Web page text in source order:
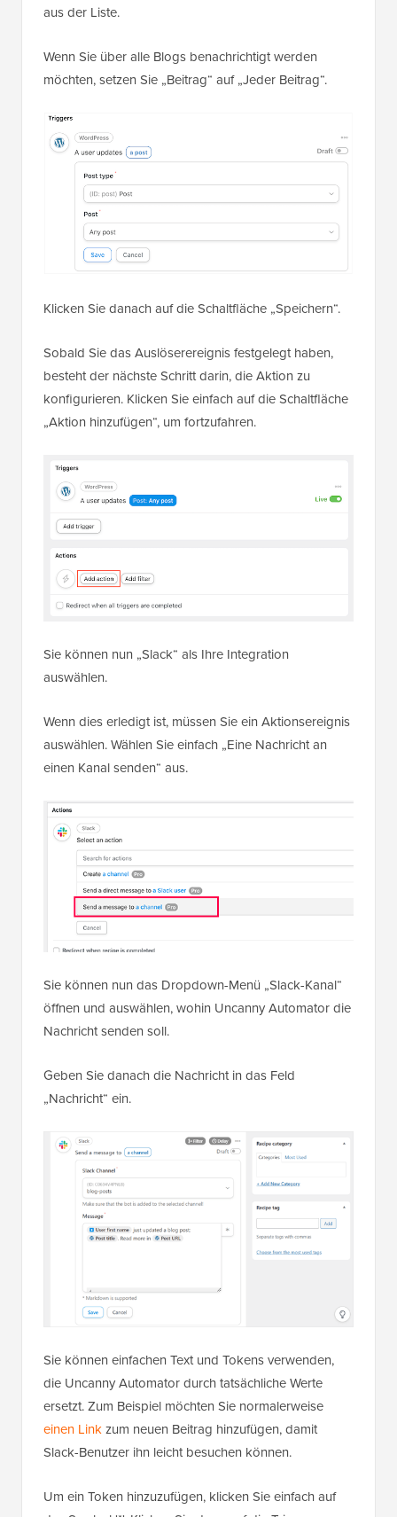
aus der Liste.
Wenn Sie über alle Blogs benachrichtigt werden
möchten, setzen Sie „Beitrag“ auf „Jeder Beitrag“.
Klicken Sie danach auf die Schaltfläche „Speichern“.
Sobald Sie das Auslöserereignis festgelegt haben,
besteht der nächste Schritt darin, die Aktion zu
konfigurieren. Klicken Sie einfach auf die Schaltfläche
„Aktion hinzufügen“, um fortzufahren.
Sie können nun „Slack“ als Ihre Integration
auswählen.
Wenn dies erledigt ist, müssen Sie ein Aktionsereignis
auswählen. Wählen Sie einfach „Eine Nachricht an
einen Kanal senden“ aus.
Sie können nun das Dropdown-Menü „Slack-Kanal“
öffnen und auswählen, wohin Uncanny Automator die
Nachricht senden soll.
Geben Sie danach die Nachricht in das Feld
„Nachricht“ ein.
Sie können einfachen Text und Tokens verwenden,
die Uncanny Automator durch tatsächliche Werte
ersetzt. Zum Beispiel möchten Sie normalerweise
einen Linkzum neuen Beitrag hinzufügen, damit
Slack-Benutzer ihn leicht besuchen können.
Um ein Token hinzuzufügen, klicken Sie einfach auf